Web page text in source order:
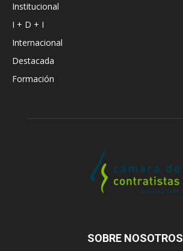
Institucional
I + D + I
Internacional
Destacada
Formación
SOBRE NOSOTROS